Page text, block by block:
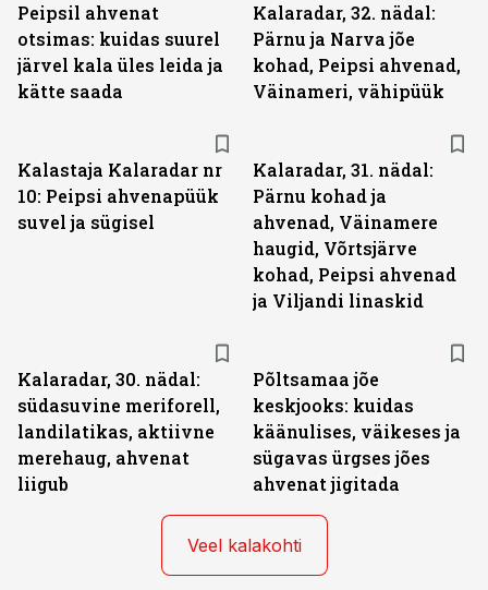
Peipsil ahvenat
otsimas: kuidas suurel
järvel kala üles leida ja
kätte saada
Kalaradar, 32. nädal:
Pärnu ja Narva jõe
kohad, Peipsi ahvenad,
Väinameri, vähipüük
Kalastaja Kalaradar nr
10: Peipsi ahvenapüük
suvel ja sügisel
Kalaradar, 31. nädal:
Pärnu kohad ja
ahvenad, Väinamere
haugid, Võrtsjärve
kohad, Peipsi ahvenad
ja Viljandi linaskid
Kalaradar, 30. nädal:
südasuvine meriforell,
landilatikas, aktiivne
merehaug, ahvenat
liigub
Põltsamaa jõe
keskjooks: kuidas
käänulises, väikeses ja
sügavas ürgses jões
ahvenat jigitada
Veel kalakohti